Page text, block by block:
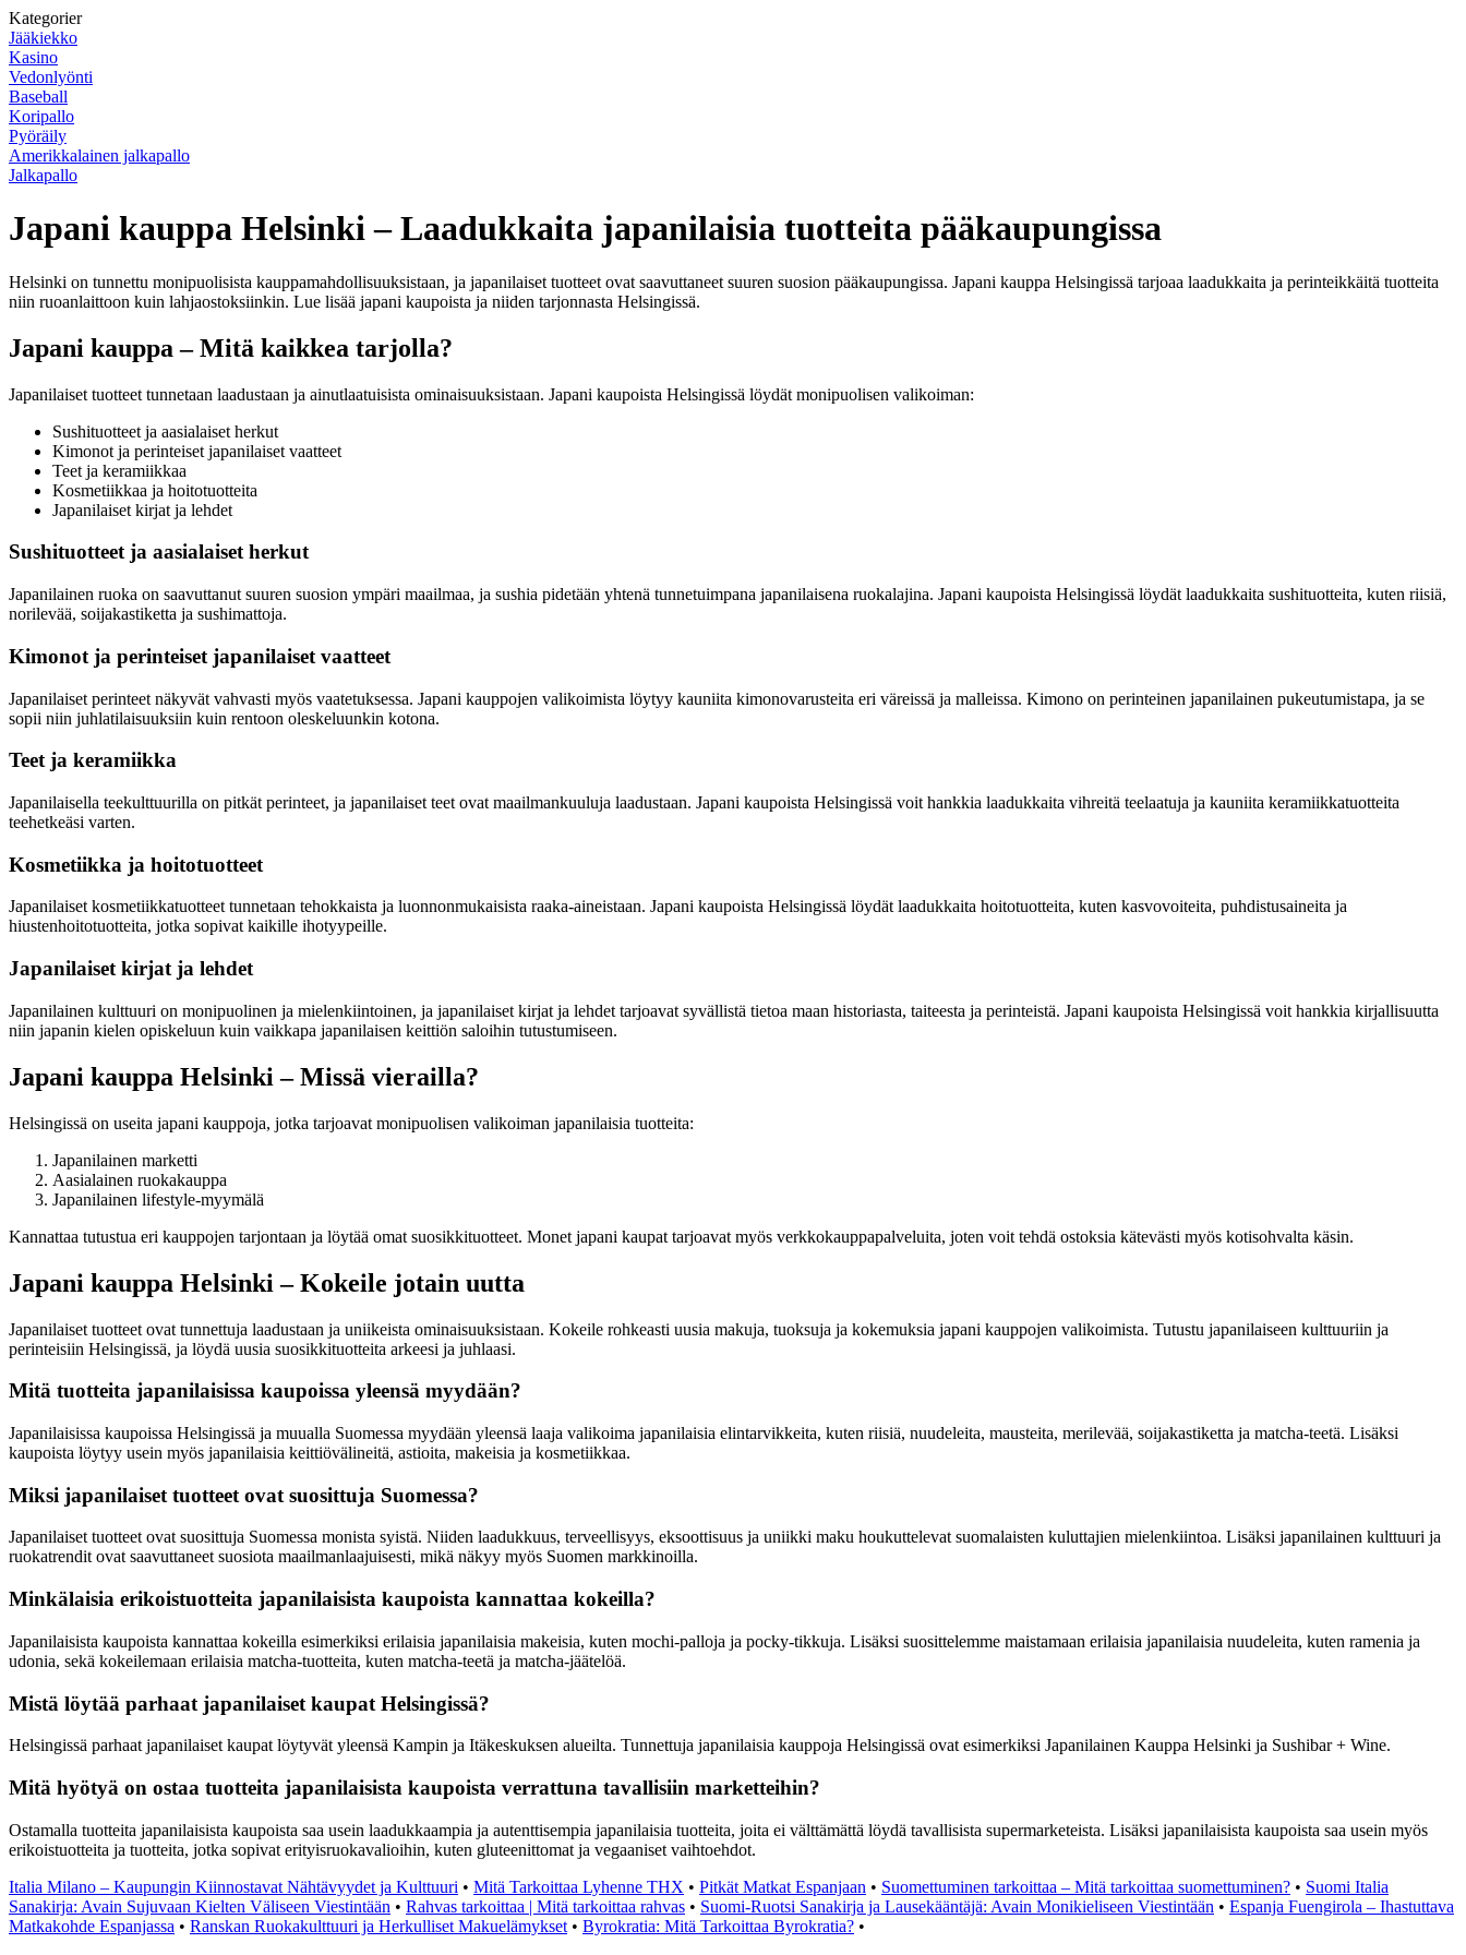
Kategorier
Jääkiekko
Kasino
Vedonlyönti
Baseball
Koripallo
Pyöräily
Amerikkalainen jalkapallo
Jalkapallo
Japani kauppa Helsinki – Laadukkaita japanilaisia tuotteita pääkaupungissa
Helsinki on tunnettu monipuolisista kauppamahdollisuuksistaan, ja japanilaiset tuotteet ovat saavuttaneet suuren suosion pääkaupungissa. Japani kauppa Helsingissä tarjoaa laadukkaita ja perinteikkäitä tuotteita
niin ruoanlaittoon kuin lahjaostoksiinkin. Lue lisää japani kaupoista ja niiden tarjonnasta Helsingissä.
Japani kauppa – Mitä kaikkea tarjolla?
Japanilaiset tuotteet tunnetaan laadustaan ja ainutlaatuisista ominaisuuksistaan. Japani kaupoista Helsingissä löydät monipuolisen valikoiman:
Sushituotteet ja aasialaiset herkut
Kimonot ja perinteiset japanilaiset vaatteet
Teet ja keramiikkaa
Kosmetiikkaa ja hoitotuotteita
Japanilaiset kirjat ja lehdet
Sushituotteet ja aasialaiset herkut
Japanilainen ruoka on saavuttanut suuren suosion ympäri maailmaa, ja sushia pidetään yhtenä tunnetuimpana japanilaisena ruokalajina. Japani kaupoista Helsingissä löydät laadukkaita sushituotteita, kuten riisiä,
norilevää, soijakastiketta ja sushimattoja.
Kimonot ja perinteiset japanilaiset vaatteet
Japanilaiset perinteet näkyvät vahvasti myös vaatetuksessa. Japani kauppojen valikoimista löytyy kauniita kimonovarusteita eri väreissä ja malleissa. Kimono on perinteinen japanilainen pukeutumistapa, ja se
sopii niin juhlatilaisuuksiin kuin rentoon oleskeluunkin kotona.
Teet ja keramiikka
Japanilaisella teekulttuurilla on pitkät perinteet, ja japanilaiset teet ovat maailmankuuluja laadustaan. Japani kaupoista Helsingissä voit hankkia laadukkaita vihreitä teelaatuja ja kauniita keramiikkatuotteita
teehetkeäsi varten.
Kosmetiikka ja hoitotuotteet
Japanilaiset kosmetiikkatuotteet tunnetaan tehokkaista ja luonnonmukaisista raaka-aineistaan. Japani kaupoista Helsingissä löydät laadukkaita hoitotuotteita, kuten kasvovoiteita, puhdistusaineita ja
hiustenhoitotuotteita, jotka sopivat kaikille ihotyypeille.
Japanilaiset kirjat ja lehdet
Japanilainen kulttuuri on monipuolinen ja mielenkiintoinen, ja japanilaiset kirjat ja lehdet tarjoavat syvällistä tietoa maan historiasta, taiteesta ja perinteistä. Japani kaupoista Helsingissä voit hankkia kirjallisuutta
niin japanin kielen opiskeluun kuin vaikkapa japanilaisen keittiön saloihin tutustumiseen.
Japani kauppa Helsinki – Missä vierailla?
Helsingissä on useita japani kauppoja, jotka tarjoavat monipuolisen valikoiman japanilaisia tuotteita:
Japanilainen marketti
Aasialainen ruokakauppa
Japanilainen lifestyle-myymälä
Kannattaa tutustua eri kauppojen tarjontaan ja löytää omat suosikkituotteet. Monet japani kaupat tarjoavat myös verkkokauppapalveluita, joten voit tehdä ostoksia kätevästi myös kotisohvalta käsin.
Japani kauppa Helsinki – Kokeile jotain uutta
Japanilaiset tuotteet ovat tunnettuja laadustaan ja uniikeista ominaisuuksistaan. Kokeile rohkeasti uusia makuja, tuoksuja ja kokemuksia japani kauppojen valikoimista. Tutustu japanilaiseen kulttuuriin ja
perinteisiin Helsingissä, ja löydä uusia suosikkituotteita arkeesi ja juhlaasi.
Mitä tuotteita japanilaisissa kaupoissa yleensä myydään?
Japanilaisissa kaupoissa Helsingissä ja muualla Suomessa myydään yleensä laaja valikoima japanilaisia elintarvikkeita, kuten riisiä, nuudeleita, mausteita, merilevää, soijakastiketta ja matcha-teetä. Lisäksi
kaupoista löytyy usein myös japanilaisia keittiövälineitä, astioita, makeisia ja kosmetiikkaa.
Miksi japanilaiset tuotteet ovat suosittuja Suomessa?
Japanilaiset tuotteet ovat suosittuja Suomessa monista syistä. Niiden laadukkuus, terveellisyys, eksoottisuus ja uniikki maku houkuttelevat suomalaisten kuluttajien mielenkiintoa. Lisäksi japanilainen kulttuuri ja
ruokatrendit ovat saavuttaneet suosiota maailmanlaajuisesti, mikä näkyy myös Suomen markkinoilla.
Minkälaisia erikoistuotteita japanilaisista kaupoista kannattaa kokeilla?
Japanilaisista kaupoista kannattaa kokeilla esimerkiksi erilaisia japanilaisia makeisia, kuten mochi-palloja ja pocky-tikkuja. Lisäksi suosittelemme maistamaan erilaisia japanilaisia nuudeleita, kuten ramenia ja
udonia, sekä kokeilemaan erilaisia matcha-tuotteita, kuten matcha-teetä ja matcha-jäätelöä.
Mistä löytää parhaat japanilaiset kaupat Helsingissä?
Helsingissä parhaat japanilaiset kaupat löytyvät yleensä Kampin ja Itäkeskuksen alueilta. Tunnettuja japanilaisia kauppoja Helsingissä ovat esimerkiksi Japanilainen Kauppa Helsinki ja Sushibar + Wine.
Mitä hyötyä on ostaa tuotteita japanilaisista kaupoista verrattuna tavallisiin marketteihin?
Ostamalla tuotteita japanilaisista kaupoista saa usein laadukkaampia ja autenttisempia japanilaisia tuotteita, joita ei välttämättä löydä tavallisista supermarketeista. Lisäksi japanilaisista kaupoista saa usein myös
erikoistuotteita ja tuotteita, jotka sopivat erityisruokavalioihin, kuten gluteenittomat ja vegaaniset vaihtoehdot.
Italia Milano – Kaupungin Kiinnostavat Nähtävyydet ja Kulttuuri • Mitä Tarkoittaa Lyhenne THX • Pitkät Matkat Espanjaan • Suomettuminen tarkoittaa – Mitä tarkoittaa suomettuminen? • Suomi Italia
Sanakirja: Avain Sujuvaan Kielten Väliseen Viestintään • Rahvas tarkoittaa | Mitä tarkoittaa rahvas • Suomi-Ruotsi Sanakirja ja Lausekääntäjä: Avain Monikieliseen Viestintään • Espanja Fuengirola – Ihastuttava
Matkakohde Espanjassa • Ranskan Ruokakulttuuri ja Herkulliset Makuelämykset • Byrokratia: Mitä Tarkoittaa Byrokratia? •